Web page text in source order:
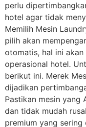
perlu
hotel agar tidak
Memilih Mesin
pilih akan
otomatis, hal ini
operasional hotel.
berikut ini. Merek
dijadikan
Pastikan mesin yang
dan tidak mudah
premium yang sering